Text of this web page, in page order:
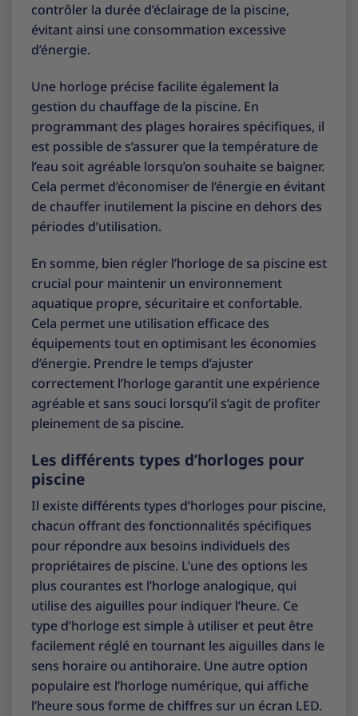
contrôler la durée d’éclairage de la piscine,
évitant ainsi une consommation excessive
d’énergie.
Une horloge précise facilite également la
gestion du chauffage de la piscine. En
programmant des plages horaires spécifiques, il
est possible de s’assurer que la température de
l’eau soit agréable lorsqu’on souhaite se baigner.
Cela permet d’économiser de l’énergie en évitant
de chauffer inutilement la piscine en dehors des
périodes d’utilisation.
En somme, bien régler l’horloge de sa piscine est
crucial pour maintenir un environnement
aquatique propre, sécuritaire et confortable.
Cela permet une utilisation efficace des
équipements tout en optimisant les économies
d’énergie. Prendre le temps d’ajuster
correctement l’horloge garantit une expérience
agréable et sans souci lorsqu’il s’agit de profiter
pleinement de sa piscine.
Les différents types d’horloges pour
piscine
Il existe différents types d’horloges pour piscine,
chacun offrant des fonctionnalités spécifiques
pour répondre aux besoins individuels des
propriétaires de piscine. L’une des options les
plus courantes est l’horloge analogique, qui
utilise des aiguilles pour indiquer l’heure. Ce
type d’horloge est simple à utiliser et peut être
facilement réglé en tournant les aiguilles dans le
sens horaire ou antihoraire. Une autre option
populaire est l’horloge numérique, qui affiche
l’heure sous forme de chiffres sur un écran LED.